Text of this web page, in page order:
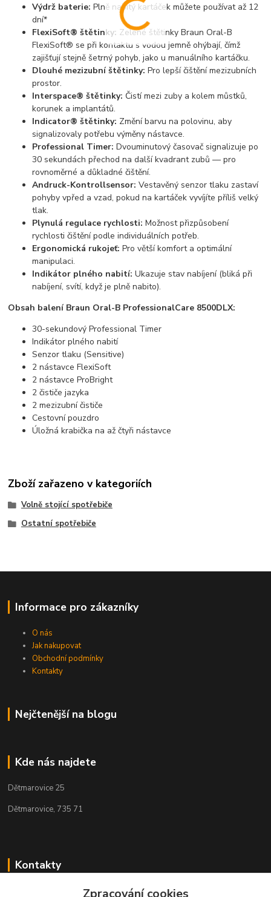
Výdrž baterie: Plně nabitý kartáček můžete používat až 12
dní*
FlexiSoft® štětinky: Zelené štětinky Braun Oral-B
FlexiSoft® se při kontaktu s vodou jemně ohýbají, čímž
zajišťují stejně šetrný pohyb, jako u manuálního kartáčku.
Dlouhé mezizubní štětinky: Pro lepší čištění mezizubních
prostor.
Interspace® štětinky: Čistí mezi zuby a kolem můstků,
korunek a implantátů.
Indicator® štětinky: Změní barvu na polovinu, aby
signalizovaly potřebu výměny nástavce.
Professional Timer: Dvouminutový časovač signalizuje po
30 sekundách přechod na další kvadrant zubů — pro
rovnoměrné a důkladné čištění.
Andruck-Kontrollsensor: Vestavěný senzor tlaku zastaví
pohyby vpřed a vzad, pokud na kartáček vyvíjíte příliš velký
tlak.
Plynulá regulace rychlosti: Možnost přizpůsobení
rychlosti čištění podle individuálních potřeb.
Ergonomická rukojeť: Pro větší komfort a optimální
manipulaci.
Indikátor plného nabití: Ukazuje stav nabíjení (bliká při
nabíjení, svítí, když je plně nabito).
Obsah balení Braun Oral-B ProfessionalCare 8500DLX:
30-sekundový Professional Timer
Indikátor plného nabití
Senzor tlaku (Sensitive)
2 nástavce FlexiSoft
2 nástavce ProBright
2 čističe jazyka
2 mezizubní čističe
Cestovní pouzdro
Úložná krabička na až čtyři nástavce
Zboží zařazeno v kategoriích
Volně stojící spotřebiče
Ostatní spotřebiče
Informace pro zákazníky
O nás
Jak nakupovat
Obchodní podmínky
Kontakty
Nejčtenější na blogu
Kde nás najdete
Dětmarovice 25
Dětmarovice, 735 71
Kontakty
+420 731 444 327Zpracování cookies